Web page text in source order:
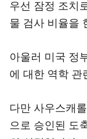
우선 잠정 조치
물 검사 비율을
아울러 미국 정
에 대한 역학 관
다만 사우스캐
으로 승인된 도